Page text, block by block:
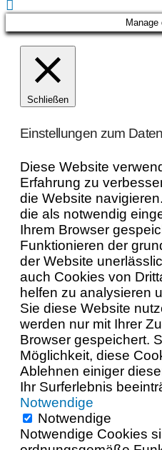
Schließen
Einstellungen zum
Diese Website
Erfahrung zu
die Website
die als notwendig
Ihrem Browser
Funktionieren der
der Website
auch Cookies von
helfen zu analysieren
Sie diese Website
werden nur mit Ihrer
Browser gespeichert.
Möglichkeit, diese
Ablehnen einiger
Ihr Surferlebnis
Notwendige
Notwendige
Notwendige Cookies